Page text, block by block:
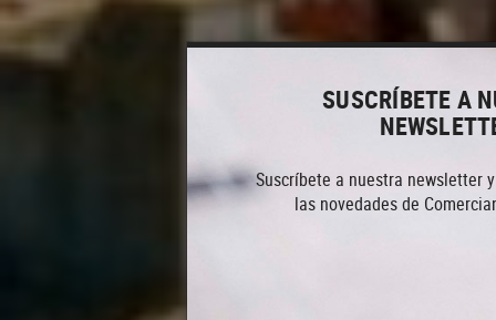
SUSCRÍBETE A
Suscríbete a nuestra newsletter
las novedades de